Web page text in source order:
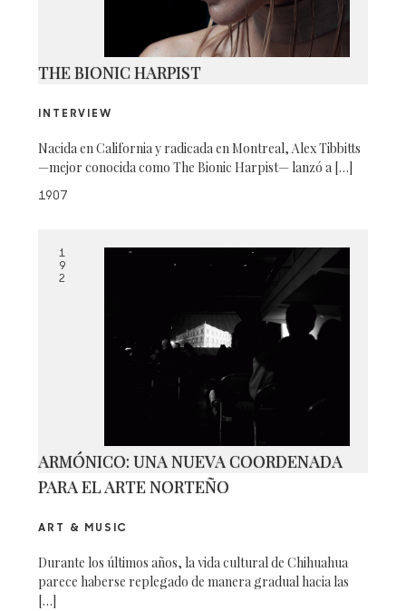
THE BIONIC HARPIST
INTERVIEW
Nacida en California y radicada en Montreal, Alex Tibbitts
—mejor conocida como The Bionic Harpist— lanzó a […]
1907
1
9
2
ARMÓNICO: UNA NUEVA COORDENADA
PARA EL ARTE NORTEÑO
ART & MUSIC
Durante los últimos años, la vida cultural de Chihuahua
parece haberse replegado de manera gradual hacia las
[…]